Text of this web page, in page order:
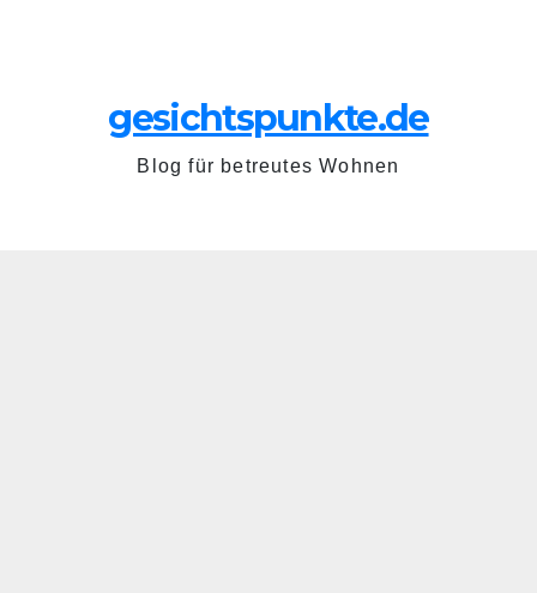
gesichtspunkte.de
Blog für betreutes Wohnen